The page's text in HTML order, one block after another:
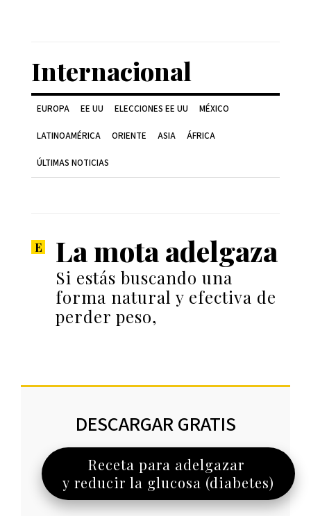
Internacional
EUROPA EE UU ELECCIONES EE UU MÉXICO
LATINOAMÉRICA ORIENTE ASIA ÁFRICA
ÚLTIMAS NOTICIAS
La mota adelgaza
Si estás buscando una
forma natural y efectiva de
perder peso,
DESCARGAR GRATIS
Receta para adelgazar
y reducir la glucosa (diabetes)